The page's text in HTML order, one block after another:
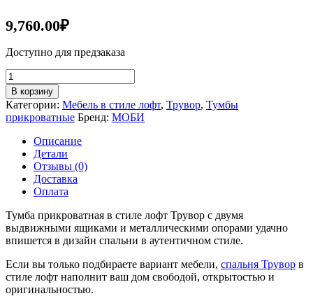
9,760.00₽
Доступно для предзаказа
Количество
товара
Тумба
прикроватная
Трувор
13.290
В корзину
Категории: Мебель в стиле лофт, Трувор, Тумбы
прикроватные Бренд: МОБИ
Описание
Детали
Отзывы (0)
Доставка
Оплата
Тумба прикроватная в стиле лофт Трувор с двумя
выдвижными ящиками и металлическими опорами удачно
впишется в дизайн спальни в аутентичном стиле.
Если вы только подбираете вариант мебели, спальня Трувор в
стиле лофт наполнит ваш дом свободой, открытостью и
оригинальностью.